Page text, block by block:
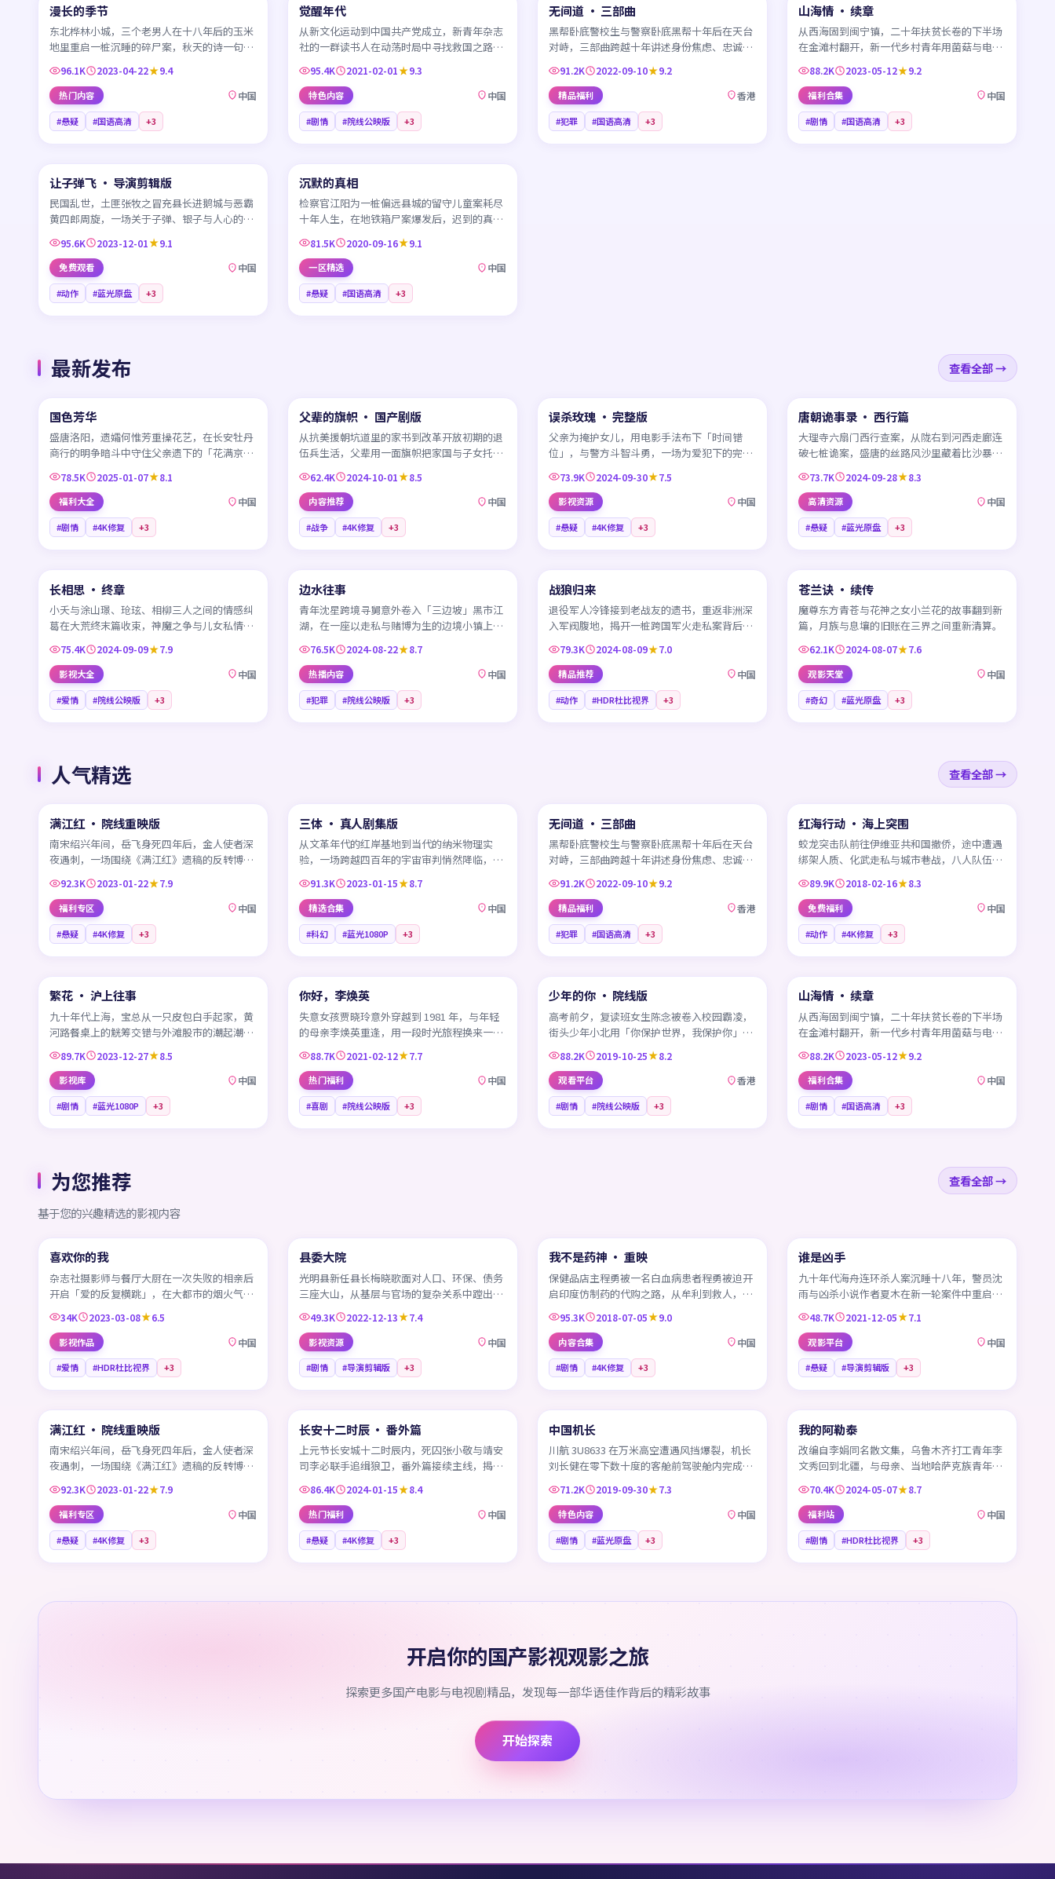
CN
漫长的季节
东北桦林小城，三个老男人在十八年后的玉米
地里重启一桩沉睡的碎尸案，秋天的诗一句一
句把过往写进现在。
96.1K 2023-04-22 9.4
热门内容 中国
#悬疑 #国语高清 +3
CN
觉醒年代
从新文化运动到中国共产党成立，新青年杂志
社的一群读书人在动荡时局中寻找救国之路，
让一段宏大历史落到笔尖。
95.4K 2021-02-01 9.3
特色内容 中国
#剧情 #院线公映版 +3
HK
无间道 · 三部曲
黑帮卧底警校生与警察卧底黑帮十年后在天台
对峙，三部曲跨越十年讲述身份焦虑、忠诚崩
塌与「我想做个好人」的咒语。
91.2K 2022-09-10 9.2
精品福利 香港
#犯罪 #国语高清 +3
CN
山海情 · 续章
从西海固到闽宁镇，二十年扶贫长卷的下半场
在金滩村翻开，新一代乡村青年用菌菇与电商
续写土地的奇迹。
88.2K 2023-05-12 9.2
福利合集 中国
#剧情 #国语高清 +3
CN
让子弹飞 · 导演剪辑版
民国乱世，土匪张牧之冒充县长进鹅城与恶霸
黄四郎周旋，一场关于子弹、银子与人心的三
方博弈在西南山城展开。
95.6K 2023-12-01 9.1
免费观看 中国
#动作 #蓝光原盘 +3
CN
沉默的真相
检察官江阳为一桩偏远县城的留守儿童案耗尽
十年人生，在地铁箱尸案爆发后，迟到的真相
终于被一束追光打到台前。
81.5K 2020-09-16 9.1
一区精选 中国
#悬疑 #国语高清 +3
最新发布 查看全部 →
CN
国色芳华
盛唐洛阳，遗孀何惟芳重操花艺，在长安牡丹
商行的明争暗斗中守住父亲遗下的「花满京
华」招牌。
78.5K 2025-01-07 8.1
福利大全 中国
#剧情 #4K修复 +3
CN
父辈的旗帜 · 国产剧版
从抗美援朝坑道里的家书到改革开放初期的退
伍兵生活，父辈用一面旗帜把家国与子女托付
给下一代。
62.4K 2024-10-01 8.5
内容推荐 中国
#战争 #4K修复 +3
CN
误杀玫瑰 · 完整版
父亲为掩护女儿，用电影手法布下「时间错
位」，与警方斗智斗勇，一场为爱犯下的完美
犯罪在小镇悄然上演。
73.9K 2024-09-30 7.5
影视资源 中国
#悬疑 #4K修复 +3
CN
45:32
唐朝诡事录 · 西行篇
大理寺六扇门西行查案，从陇右到河西走廊连
破七桩诡案，盛唐的丝路风沙里藏着比沙暴更
险恶的人心。
73.7K 2024-09-28 8.3
高清资源 中国
#悬疑 #蓝光原盘 +3
CN
长相思 · 终章
小夭与涂山璟、玱玹、相柳三人之间的情感纠
葛在大荒终末篇收束，神魔之争与儿女私情都
走到必须做选择的关口。
75.4K 2024-09-09 7.9
影视大全 中国
#爱情 #院线公映版 +3
CN
边水往事
青年沈星跨境寻舅意外卷入「三边坡」黑市江
湖，在一座以走私与赌博为生的边境小镇上演
黑色幽默式的成长记。
76.5K 2024-08-22 8.7
热播内容 中国
#犯罪 #院线公映版 +3
CN
战狼归来
退役军人冷锋接到老战友的遗书，重返非洲深
入军阀腹地，揭开一桩跨国军火走私案背后的
滔天阴谋。
79.3K 2024-08-09 7.0
精品推荐 中国
#动作 #HDR杜比视界 +3
CN
苍兰诀 · 续传
魔尊东方青苍与花神之女小兰花的故事翻到新
篇，月族与息壤的旧账在三界之间重新清算。
62.1K 2024-08-07 7.6
观影天堂 中国
#奇幻 #蓝光原盘 +3
人气精选 查看全部 →
CN
满江红 · 院线重映版
南宋绍兴年间，岳飞身死四年后，金人使者深
夜遇刺，一场围绕《满江红》遗稿的反转博弈
在宰相府高墙内悄然展开。
92.3K 2023-01-22 7.9
福利专区 中国
#悬疑 #4K修复 +3
CN
三体 · 真人剧集版
从文革年代的红岸基地到当代的纳米物理实
验，一场跨越四百年的宇宙审判悄然降临，地
球文明在三体世界的注视下颤抖。
91.3K 2023-01-15 8.7
精选合集 中国
#科幻 #蓝光1080P +3
HK
无间道 · 三部曲
黑帮卧底警校生与警察卧底黑帮十年后在天台
对峙，三部曲跨越十年讲述身份焦虑、忠诚崩
塌与「我想做个好人」的咒语。
91.2K 2022-09-10 9.2
精品福利 香港
#犯罪 #国语高清 +3
CN
99:33
红海行动 · 海上突围
蛟龙突击队前往伊维亚共和国撤侨，途中遭遇
绑架人质、化武走私与城市巷战，八人队伍展
开一场近乎不可能的营救行动。
89.9K 2018-02-16 8.3
免费福利 中国
#动作 #4K修复 +3
CN
繁花 · 沪上往事
九十年代上海，宝总从一只皮包白手起家，黄
河路餐桌上的觥筹交错与外滩股市的潮起潮落
写下属于沪上的繁花一夜。
89.7K 2023-12-27 8.5
影视库 中国
#剧情 #蓝光1080P +3
CN
你好，李焕英
失意女孩贾晓玲意外穿越到 1981 年，与年轻
的母亲李焕英重逢，用一段时光旅程换来一句
迟到多年的「我爱你」。
88.7K 2021-02-12 7.7
热门福利 中国
#喜剧 #院线公映版 +3
HK
少年的你 · 院线版
高考前夕，复读班女生陈念被卷入校园霸凌，
街头少年小北用「你保护世界，我保护你」的
方式陪她走过最后一段路。
88.2K 2019-10-25 8.2
观看平台 香港
#剧情 #院线公映版 +3
CN
山海情 · 续章
从西海固到闽宁镇，二十年扶贫长卷的下半场
在金滩村翻开，新一代乡村青年用菌菇与电商
续写土地的奇迹。
88.2K 2023-05-12 9.2
福利合集 中国
#剧情 #国语高清 +3
为您推荐
查看全部 →
基于您的兴趣精选的影视内容
CN
喜欢你的我
杂志社摄影师与餐厅大厨在一次失败的相亲后
开启「爱的反复横跳」，在大都市的烟火气与
孤独感之间互相试探。
34K 2023-03-08 6.5
影视作品 中国
#爱情 #HDR杜比视界 +3
CN
县委大院
光明县新任县长梅晓歌面对人口、环保、债务
三座大山，从基层与官场的复杂关系中蹚出一
条属于现代县城的治理之路。
49.3K 2022-12-13 7.4
影视资源 中国
#剧情 #导演剪辑版 +3
CN
我不是药神 · 重映
保健品店主程勇被一名白血病患者程勇被迫开
启印度仿制药的代购之路，从牟利到救人，一
场关于生死、法理与人情的远征。
95.3K 2018-07-05 9.0
内容合集 中国
#剧情 #4K修复 +3
CN
谁是凶手
九十年代海舟连环杀人案沉睡十八年，警员沈
雨与凶杀小说作者夏木在新一轮案件中重启尘
封旧案。
48.7K 2021-12-05 7.1
观影平台 中国
#悬疑 #导演剪辑版 +3
CN
满江红 · 院线重映版
南宋绍兴年间，岳飞身死四年后，金人使者深
夜遇刺，一场围绕《满江红》遗稿的反转博弈
在宰相府高墙内悄然展开。
92.3K 2023-01-22 7.9
福利专区 中国
#悬疑 #4K修复 +3
CN
长安十二时辰 · 番外篇
上元节长安城十二时辰内，死囚张小敬与靖安
司李必联手追缉狼卫，番外篇接续主线，揭开
圣人寿宴背后的另一重隐秘。
86.4K 2024-01-15 8.4
热门福利 中国
#悬疑 #4K修复 +3
CN
中国机长
川航 3U8633 在万米高空遭遇风挡爆裂，机长
刘长健在零下数十度的客舱前驾驶舱内完成了
一次教科书级的紧急备降。
71.2K 2019-09-30 7.3
特色内容 中国
#剧情 #蓝光原盘 +3
CN
我的阿勒泰
改编自李娟同名散文集，乌鲁木齐打工青年李
文秀回到北疆，与母亲、当地哈萨克族青年巴
太一起在牧场、毡房与雪山之间生活。
70.4K 2024-05-07 8.7
福利站 中国
#剧情 #HDR杜比视界 +3
开启你的国产影视观影之旅
探索更多国产电影与电视剧精品，发现每一部华语佳作背后的精彩故事
开始探索